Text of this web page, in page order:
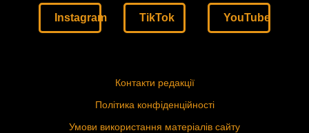
Instagram TikTok YouTube
Контакти редакції
Політика конфіденційності
Умови використання матеріалів сайту